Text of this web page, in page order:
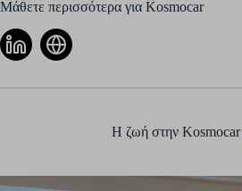
Μάθετε περισσότερα για Kosmocar
Η ζωή στην Kosmocar